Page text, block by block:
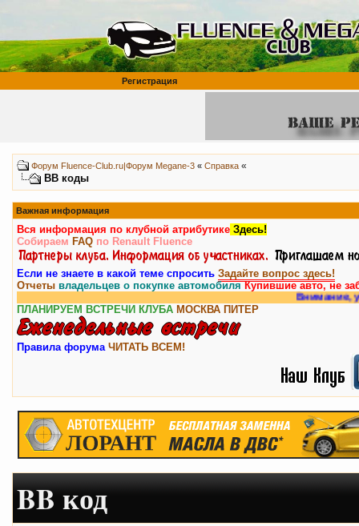
Регистрация
Форум Fluence-Club.ru|Форум Megane-3 « Справка «
BB коды
Важная информация
Вся информация по клубной атрибутике Здесь!
Собираем FAQ по Renault Fluence
Если не знаете в какой теме спросить Задайте вопрос здесь!
Отчеты владельцев о покупке автомобиляКупившие авто, не
Внимание, у нас есть
ПЛАНИРУЕМ ВСТРЕЧИ КЛУБА МОСКВА ПИТЕР
Правила форума ЧИТАТЬ ВСЕМ!
BB код